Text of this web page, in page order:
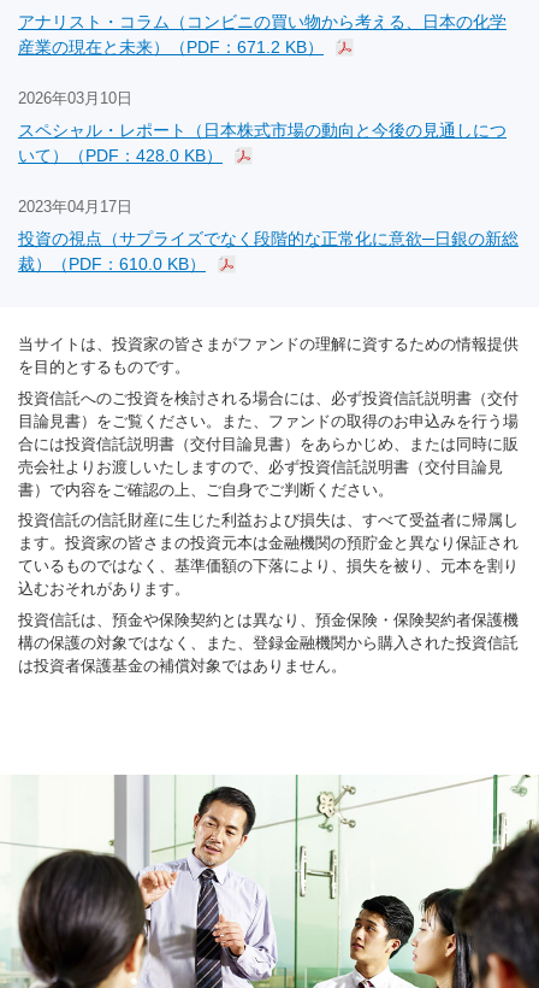
アナリスト・コラム（コンビニの買い物から考える、日本の化学
産業の現在と未来）（PDF：671.2 KB）
2026年03月10日
スペシャル・レポート（日本株式市場の動向と今後の見通しにつ
いて）（PDF：428.0 KB）
2023年04月17日
投資の視点（サプライズでなく段階的な正常化に意欲─日銀の新総
裁）（PDF：610.0 KB）
当サイトは、投資家の皆さまがファンドの理解に資するための情報提供
を目的とするものです。
投資信託へのご投資を検討される場合には、必ず投資信託説明書（交付
目論見書）をご覧ください。また、ファンドの取得のお申込みを行う場
合には投資信託説明書（交付目論見書）をあらかじめ、または同時に販
売会社よりお渡しいたしますので、必ず投資信託説明書（交付目論見
書）で内容をご確認の上、ご自身でご判断ください。
投資信託の信託財産に生じた利益および損失は、すべて受益者に帰属し
ます。投資家の皆さまの投資元本は金融機関の預貯金と異なり保証され
ているものではなく、基準価額の下落により、損失を被り、元本を割り
込むおそれがあります。
投資信託は、預金や保険契約とは異なり、預金保険・保険契約者保護機
構の保護の対象ではなく、また、登録金融機関から購入された投資信託
は投資者保護基金の補償対象ではありません。